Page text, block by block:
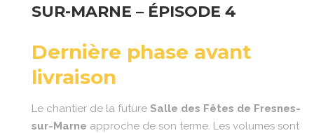
SUR-MARNE – ÉPISODE 4
Dernière phase avant
livraison
Le chantier de la future Salle des Fêtes de Fresnes-
sur-Marne approche de son terme. Les volumes sont